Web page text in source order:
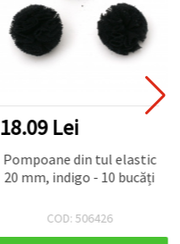
18.09 Lei
Pompoane din tul elastic
20 mm, indigo - 10 bucăți
COD: 506426